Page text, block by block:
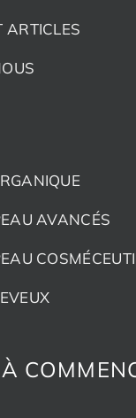
ARTICLES
AVANCÉS